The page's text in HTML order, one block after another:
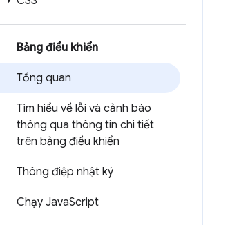
Bảng điều khiển
Tổng quan
Tìm hiểu về lỗi và cảnh báo
thông qua thông tin chi tiết
trên bảng điều khiển
Thông điệp nhật ký
Chạy JavaScript